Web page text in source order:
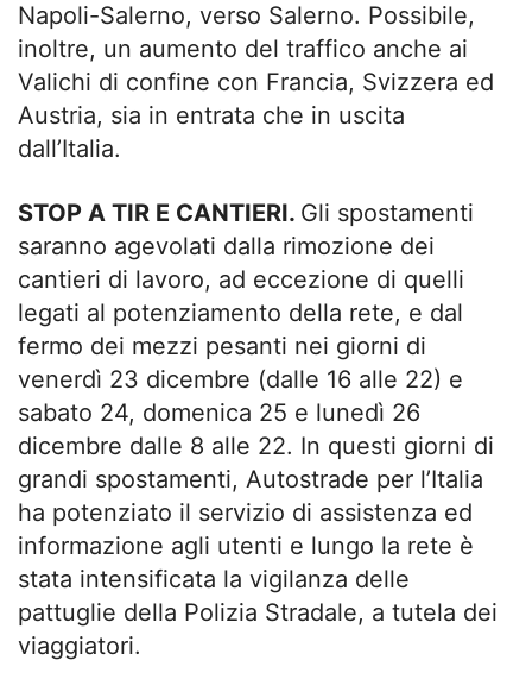
Napoli-Salerno, verso Salerno. Possibile,
inoltre, un aumento del traffico anche ai
Valichi di confine con Francia, Svizzera ed
Austria, sia in entrata che in uscita
dall’Italia.
STOP A TIR E CANTIERI. Gli spostamenti
saranno agevolati dalla rimozione dei
cantieri di lavoro, ad eccezione di quelli
legati al potenziamento della rete, e dal
fermo dei mezzi pesanti nei giorni di
venerdì 23 dicembre (dalle 16 alle 22) e
sabato 24, domenica 25 e lunedì 26
dicembre dalle 8 alle 22. In questi giorni di
grandi spostamenti, Autostrade per l’Italia
ha potenziato il servizio di assistenza ed
informazione agli utenti e lungo la rete è
stata intensificata la vigilanza delle
pattuglie della Polizia Stradale, a tutela dei
viaggiatori.